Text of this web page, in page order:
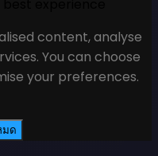
content, analyse
You can choose
your preferences.
มด